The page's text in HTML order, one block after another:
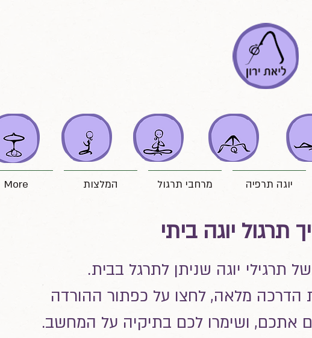
יוגה תרפיה מרחבי תרגול המלצות More
תרגול יוגה ביתי
יוגה שניתן לתרגל בבית.
הדרכה מלאה, לחצו על כפתור ההורדה
אתכם, ושימרו לכם בתיקיה על המחשב.